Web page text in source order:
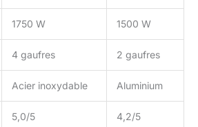
pieds en caoutchouc à la
belge, le maintenant
fonctionnement. La
charnière reliant les deux
plaques chauffantes
1750 W 1500 W
4 gaufres 2 gaufres
Acier inoxydable Aluminium
5,0/5 4,2/5